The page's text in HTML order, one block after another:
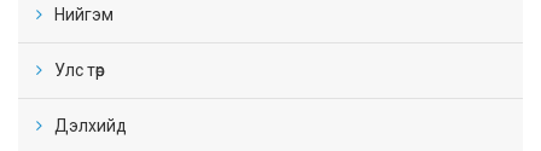
Нийгэм
Улс төр
Дэлхийд